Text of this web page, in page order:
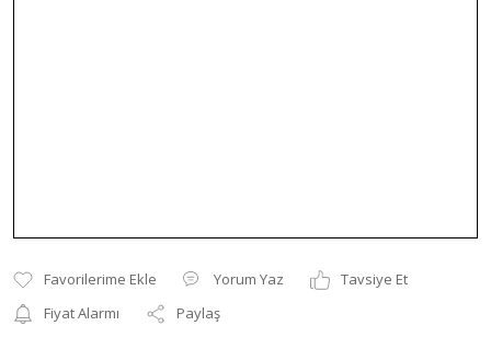
Yorum Yaz
Tavsiye Et
Fiyat Alarmı
Paylaş